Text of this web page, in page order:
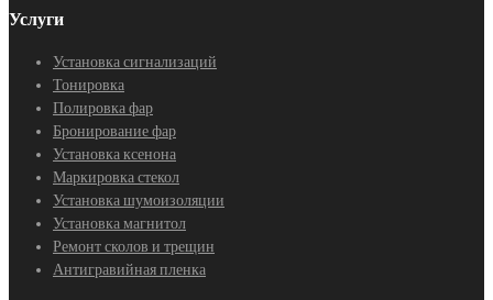
Услуги
Установка сигнализаций
Тонировка
Полировка фар
Бронирование фар
Установка ксенона
Маркировка стекол
Установка шумоизоляции
Установка магнитол
Ремонт сколов и трещин
Антигравийная пленка